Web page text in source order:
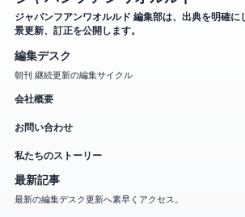
ジャパンフアンワオルルド 編集部は、出典を明確に
景更新、訂正を公開します。
編集デスク
朝刊 継続更新の編集サイクル
会社概要
お問い合わせ
私たちのストーリー
最新記事
最新の編集デスク更新へ素早くアクセス。